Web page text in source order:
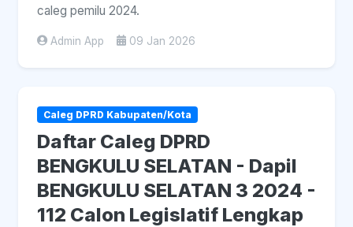
caleg pemilu 2024.
Admin App 09 Jan 2026
Caleg DPRD Kabupaten/Kota
Daftar Caleg DPRD
BENGKULU SELATAN - Dapil
BENGKULU SELATAN 3 2024 -
112 Calon Legislatif Lengkap